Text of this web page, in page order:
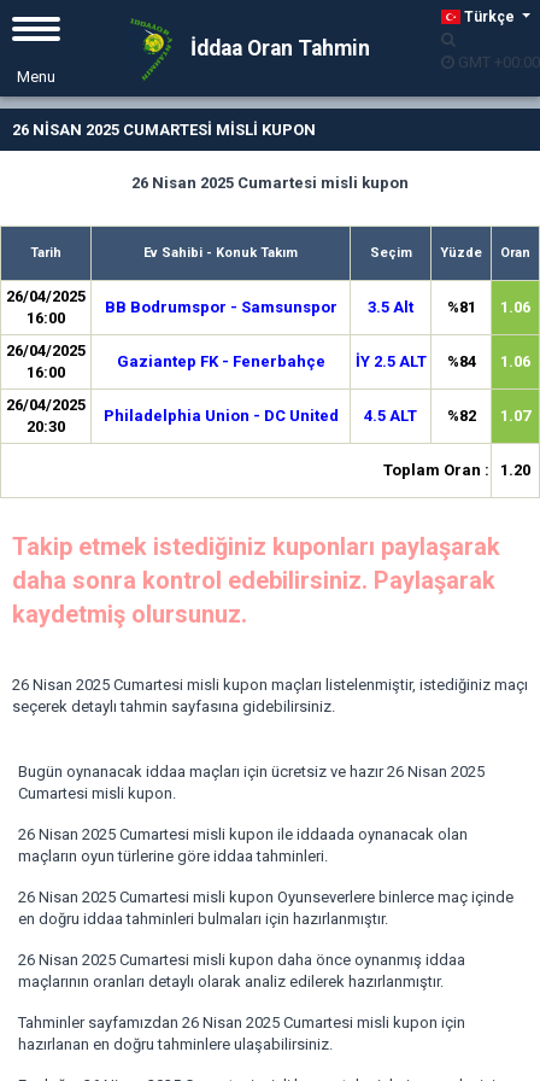
Türkçe
GMT +00:00
İddaa Oran Tahmin
26 NİSAN 2025 CUMARTESİ MİSLİ KUPON
26 Nisan 2025 Cumartesi misli kupon
Tarih Ev Sahibi - Konuk Takım Seçim Yüzde Oran
26/04/2025
16:00
BB Bodrumspor - Samsunspor 3.5 Alt %81 1.06
26/04/2025
16:00
Gaziantep FK - Fenerbahçe İY 2.5 ALT %84 1.06
26/04/2025
20:30
Philadelphia Union - DC United 4.5 ALT %82 1.07
Toplam Oran : 1.20
Takip etmek istediğiniz kuponları paylaşarak
daha sonra kontrol edebilirsiniz. Paylaşarak
kaydetmiş olursunuz.
26 Nisan 2025 Cumartesi misli kupon maçları listelenmiştir, istediğiniz maçı
seçerek detaylı tahmin sayfasına gidebilirsiniz.
Bugün oynanacak iddaa maçları için ücretsiz ve hazır 26 Nisan 2025
Cumartesi misli kupon.
26 Nisan 2025 Cumartesi misli kupon ile iddaada oynanacak olan
maçların oyun türlerine göre iddaa tahminleri.
26 Nisan 2025 Cumartesi misli kupon Oyunseverlere binlerce maç içinde
en doğru iddaa tahminleri bulmaları için hazırlanmıştır.
26 Nisan 2025 Cumartesi misli kupon daha önce oynanmış iddaa
maçlarının oranları detaylı olarak analiz edilerek hazırlanmıştır.
Tahminler sayfamızdan 26 Nisan 2025 Cumartesi misli kupon için
hazırlanan en doğru tahminlere ulaşabilirsiniz.